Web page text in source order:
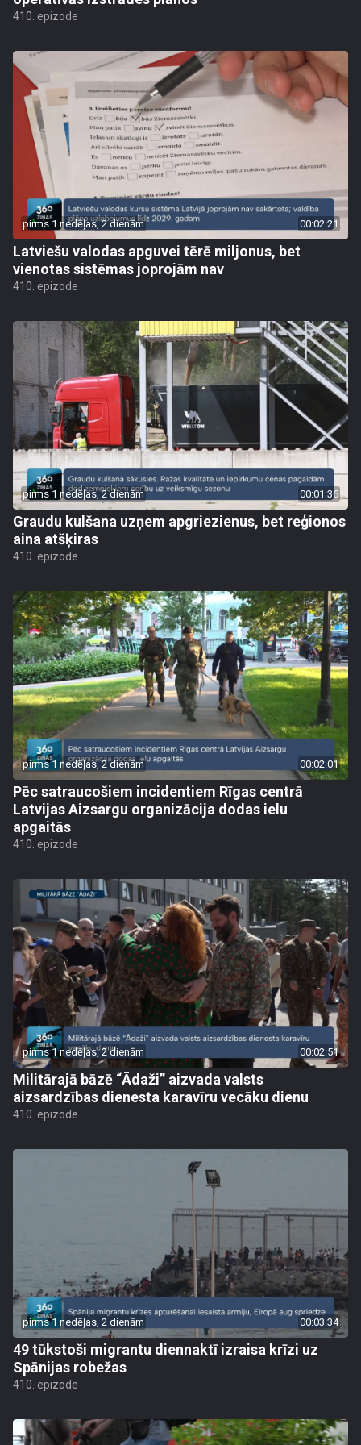
410. epizode
pirms 1 nedēļas, 2 dienām 00:02:21
Latviešu valodas apguvei tērē miljonus, bet
vienotas sistēmas joprojām nav
410. epizode
pirms 1 nedēļas, 2 dienām 00:01:36
Graudu kulšana uzņem apgriezienus, bet reģionos
aina atšķiras
410. epizode
pirms 1 nedēļas, 2 dienām 00:02:01
Pēc satraucošiem incidentiem Rīgas centrā
Latvijas Aizsargu organizācija dodas ielu
apgaitās
410. epizode
pirms 1 nedēļas, 2 dienām 00:02:51
Militārajā bāzē “Ādaži” aizvada valsts
aizsardzības dienesta karavīru vecāku dienu
410. epizode
pirms 1 nedēļas, 2 dienām 00:03:34
49 tūkstoši migrantu diennaktī izraisa krīzi uz
Spānijas robežas
410. epizode